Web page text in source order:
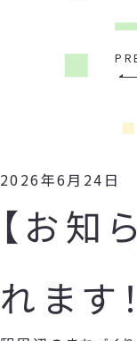
2026年6月24日
【お知
れます！